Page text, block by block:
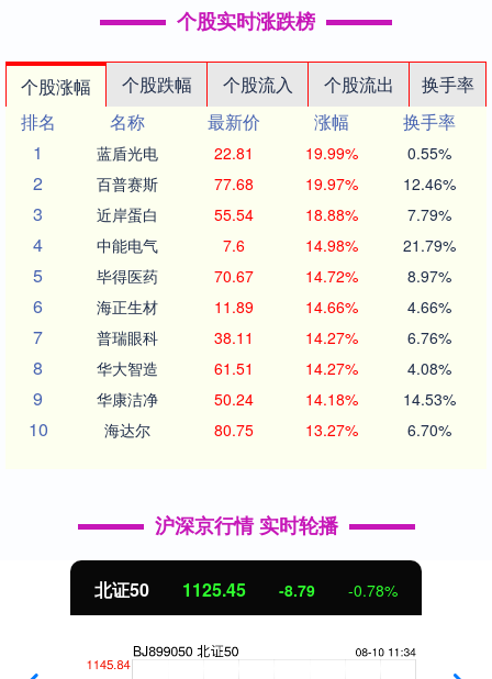
个股实时涨跌榜
个股涨幅 个股跌幅 个股流入 个股流出
换手率
排名
名称 最新价 涨幅
换手率
1
蓝盾光电 22.81 19.99% 0.55%
2 百普赛斯 77.68 19.97% 12.46%
3 近岸蛋白 55.54 18.88% 7.79%
4 中能电气 7.6 14.98% 21.79%
5 毕得医药 70.67 14.72% 8.97%
6 海正生材 11.89 14.66% 4.66%
7 普瑞眼科 38.11 14.27% 6.76%
8 华大智造 61.51 14.27% 4.08%
9 华康洁净 50.24 14.18% 14.53%
10 海达尔 80.75 13.27% 6.70%
沪深京行情 实时轮播
北证50 1125.45 -8.79 -0.78%